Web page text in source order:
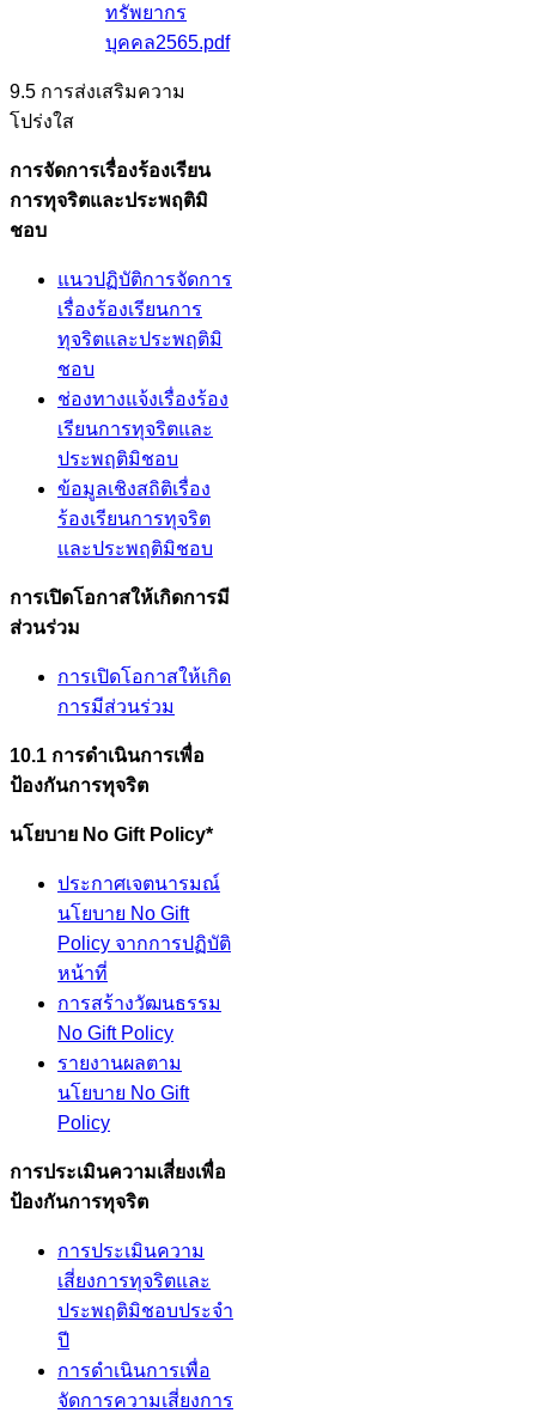
ทรัพยากร
บุคคล2565.pdf
9.5 การส่งเสริมความ
โปร่งใส
การจัดการเรื่องร้องเรียน
การทุจริตและประพฤติมิ
ชอบ
แนวปฏิบัติการจัดการ
เรื่องร้องเรียนการ
ทุจริตและประพฤติมิ
ชอบ
ช่องทางแจ้งเรื่องร้อง
เรียนการทุจริตและ
ประพฤติมิชอบ
ข้อมูลเชิงสถิติเรื่อง
ร้องเรียนการทุจริต
และประพฤติมิชอบ
การเปิดโอกาสให้เกิดการมี
ส่วนร่วม
การเปิดโอกาสให้เกิด
การมีส่วนร่วม
10.1 การดำเนินการเพื่อ
ป้องกันการทุจริต
นโยบาย No Gift Policy*
ประกาศเจตนารมณ์
นโยบาย No Gift
Policy จากการปฏิบัติ
หน้าที่
การสร้างวัฒนธรรม
No Gift Policy
รายงานผลตาม
นโยบาย No Gift
Policy
การประเมินความเสี่ยงเพื่อ
ป้องกันการทุจริต
การประเมินความ
เสี่ยงการทุจริตและ
ประพฤติมิชอบประจำ
ปี
การดำเนินการเพื่อ
จัดการความเสี่ยงการ